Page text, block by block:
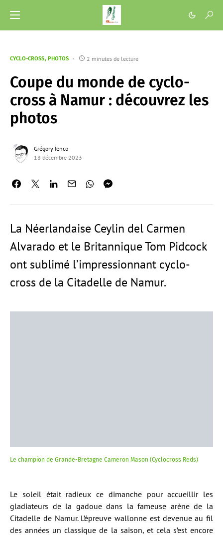
CYCLO-CROSS PHOTOS 2 minutes de lecture
Coupe du monde de cyclo-
cross à Namur : découvrez les
photos
Grégory Ienco
18 décembre 2023
La Néerlandaise Ceylin del Carmen
Alvarado et le Britannique Tom Pidcock
ont sublimé l’impressionnant cyclo-
cross de la Citadelle de Namur.
Le champion de Grande-Bretagne Cameron Mason (Cyclocross Reds)
Le soleil était radieux ce dimanche pour accueillir les
gladiateurs de la gadoue dans la fameuse arène de la
Citadelle de Namur. L’épreuve wallonne est devenue au fil
des années un classique de la saison, et cela s’est encore